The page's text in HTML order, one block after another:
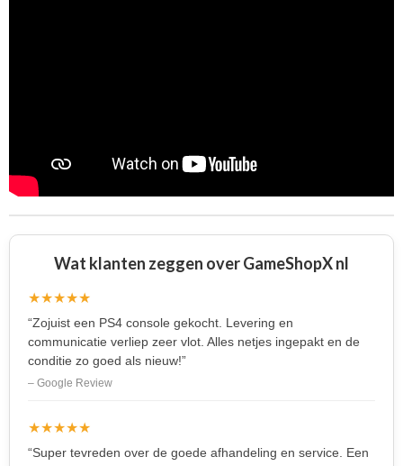
Wat klanten zeggen over GameShopX nl
★★★★★
“Zojuist een PS4 console gekocht. Levering en
communicatie verliep zeer vlot. Alles netjes ingepakt en de
conditie zo goed als nieuw!”
– Google Review
★★★★★
“Super tevreden over de goede afhandeling en service. Een